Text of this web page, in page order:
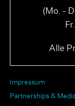
(Mo. -
Alle
Impressum
Partnerships &